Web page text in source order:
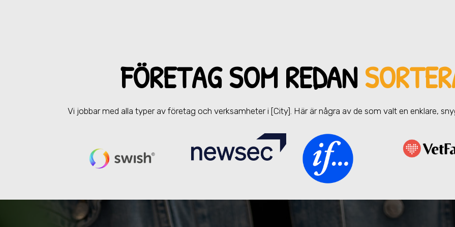
FÖRETAG SOM REDAN
Vi jobbar med alla typer av företag och verksamheteri [City]. Här är några av de som valt en enklare,